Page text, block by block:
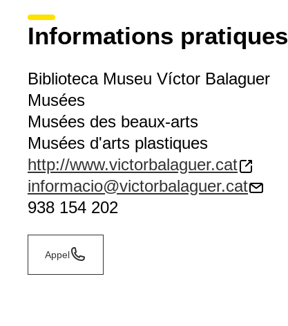
Informations pratiques
Biblioteca Museu Víctor Balaguer
Musées
Musées des beaux-arts
Musées d'arts plastiques
http://www.victorbalaguer.cat
informacio@victorbalaguer.cat
938 154 202
Appel